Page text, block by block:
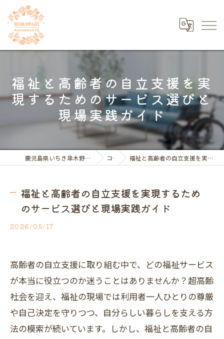
福祉と高齢者の自立支援を実
現するためのサービス選びと
現場実践ガイド
鹿児島県いちき串木野市の福祉の求人ならひまわり学習館 コラム 福祉と高齢者の自立支援を実現するためのサービス選びと現場実践ガイド
福祉と高齢者の自立支援を実現するため
のサービス選びと現場実践ガイド
2026/05/17
高齢者の自立支援に取り組む中で、どの福祉サービス
が本当に役立つのか迷うことはありませんか？超高齢
社会を迎え、福祉の現場では利用者一人ひとりの尊厳
や自己決定を守りつつ、自分らしい暮らしを支える方
法の模索が続いています。しかし、福祉と高齢者の自